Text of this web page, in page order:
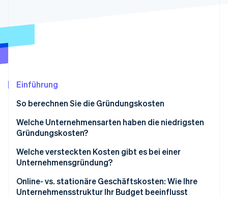
Start-up-Gründung
Climate
Stripe-Sessions 2026
Jetzt ansehen
Einführung
So berechnen Sie die Gründungskosten
Welche Unternehmensarten haben die niedrigsten
Gründungskosten?
Welche versteckten Kosten gibt es bei einer
Unternehmensgründung?
Online- vs. stationäre Geschäftskosten: Wie Ihre
Unternehmensstruktur Ihr Budget beeinflusst